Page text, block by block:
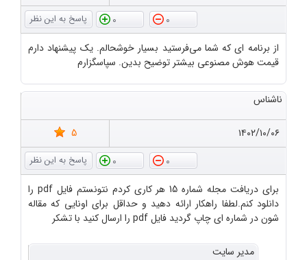
0
0
از برنامه ای که شما می‌فرستید بسیار خوشحالم. یک پیشنهاد دارم
قیمت هوش مصنوعی بیشتر توضیح بدین. سپاسگزارم
ناشناس
۱۴۰۲/۱۰/۰۶
5
0
0
برای دریافت مجله شماره 15 هر کاری کردم نتونستم فایل pdf را
دانلود کنم.لطفا راهکار ارائه دهید و حداقل برای اونایی که مقاله
شون در شماره ای چاپ گردید فایل pdf را ارسال کنید با تشکر
مدیر سایت